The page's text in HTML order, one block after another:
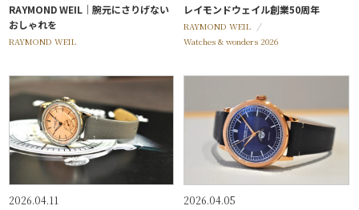
RAYMOND WEIL｜腕元にさりげない
おしゃれを
RAYMOND WEIL
レイモンドウェイル創業50周年
RAYMOND WEIL
Watches & wonders 2026
2026.04.11
2026.04.05